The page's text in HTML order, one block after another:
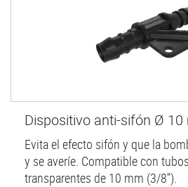
Dispositivo anti-sifón Ø 10
Evita el efecto sifón y que la
y se averíe. Compatible con
transparentes de 10 mm (3/8'').